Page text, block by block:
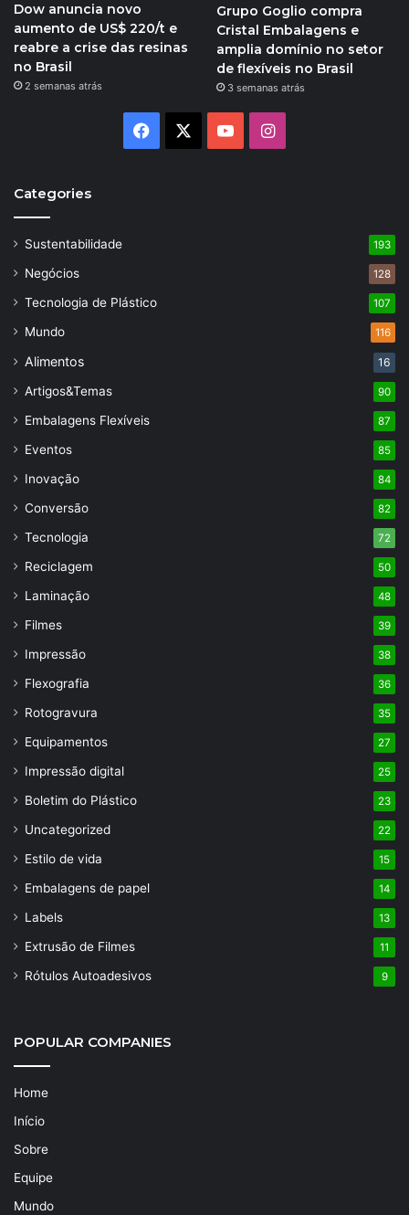
Dow anuncia novo
aumento de US$ 220/t e
reabre a crise das resinas
no Brasil
2 semanas atrás
Grupo Goglio compra
Cristal Embalagens e
amplia domínio no setor
de flexíveis no Brasil
3 semanas atrás
Facebook YouTubeInstagram
Categories
Sustentabilidade 193
Negócios 128
Tecnologia de Plástico 107
Mundo 116
Alimentos 16
Artigos&Temas 90
Embalagens Flexíveis 87
Eventos 85
Inovação 84
Conversão 82
Tecnologia 72
Reciclagem 50
Laminação 48
Filmes 39
Impressão 38
Flexografia 36
Rotogravura 35
Equipamentos 27
Impressão digital 25
Boletim do Plástico 23
Uncategorized 22
Estilo de vida 15
Embalagens de papel 14
Labels 13
Extrusão de Filmes 11
Rótulos Autoadesivos 9
POPULAR COMPANIES
Home
Início
Sobre
Equipe
Mundo